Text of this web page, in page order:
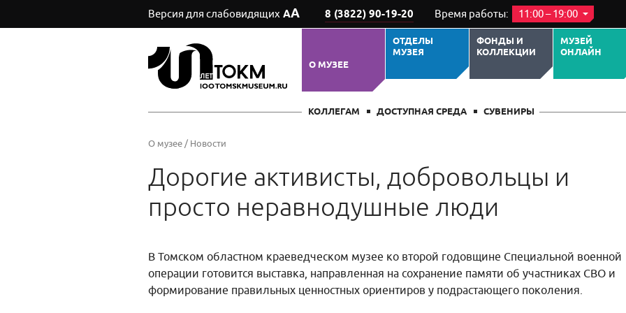
Версия для слабовидящих АА 8 (3822) 90-19-20 Время работы: 11:00 – 19:00
О МУЗЕЕ
ОТДЕЛЫ
МУЗЕЯ
ФОНДЫ И
КОЛЛЕКЦИИ
МУЗЕЙ
ОНЛАЙН
КОЛЛЕГАМ ДОСТУПНАЯ СРЕДА СУВЕНИРЫ
О музее/ Новости
Дорогие активисты, добровольцы и
просто неравнодушные люди
В Томском областном краеведческом музее ко второй годовщине Специальной военной
операции готовится выставка, направленная на сохранение памяти об участниках СВО и
формирование правильных ценностных ориентиров у подрастающего поколения.